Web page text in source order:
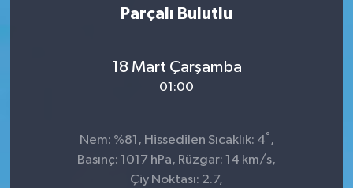
Parçalı Bulutlu
18 Mart Çarşamba
01:00
Nem: %81, Hissedilen Sıcaklık: 4°,
Basınç: 1017 hPa, Rüzgar: 14 km/s,
Çiy Noktası: 2.7,